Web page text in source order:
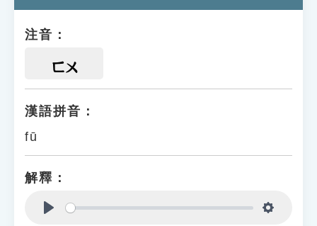
注音：
ㄈㄨ
漢語拼音：
fū
解釋：